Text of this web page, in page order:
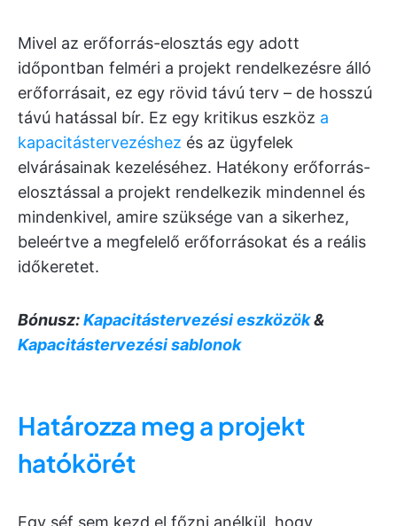
Mivel az erőforrás-elosztás egy adott
időpontban felméri a projekt rendelkezésre álló
erőforrásait, ez egy rövid távú terv – de hosszú
távú hatással bír. Ez egy kritikus eszköz a
kapacitástervezéshez és az ügyfelek
elvárásainak kezeléséhez. Hatékony erőforrás-
elosztással a projekt rendelkezik mindennel és
mindenkivel, amire szüksége van a sikerhez,
beleértve a megfelelő erőforrásokat és a reális
időkeretet.
Bónusz:Kapacitástervezési eszközök&
Kapacitástervezési sablonok
Határozza meg a projekt
hatókörét